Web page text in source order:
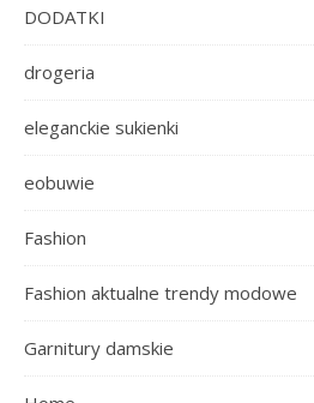
DODATKI
drogeria
eleganckie sukienki
eobuwie
Fashion
Fashion aktualne trendy modowe
Garnitury damskie